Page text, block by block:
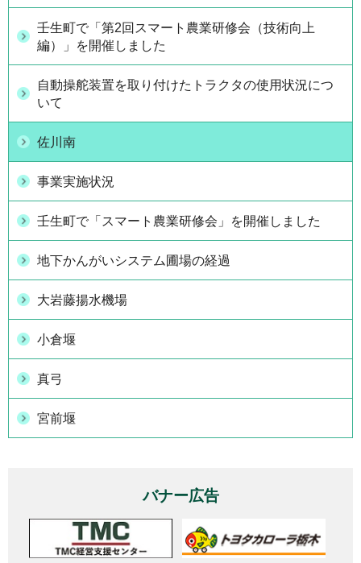
壬生町で「第2回スマート農業研修会（技術向上
編）」を開催しました
自動操舵装置を取り付けたトラクタの使用状況につ
いて
佐川南
事業実施状況
壬生町で「スマート農業研修会」を開催しました
地下かんがいシステム圃場の経過
大岩藤揚水機場
小倉堰
真弓
宮前堰
バナー広告